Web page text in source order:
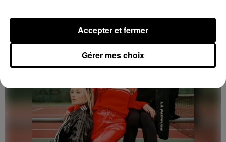
Lanterne de Rambouillet (Yvelines) : Four Cornes.
Gérer mes choix
Accepter et fermer